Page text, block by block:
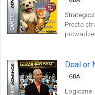
Prosta
Deal or
GBA
Logiczne